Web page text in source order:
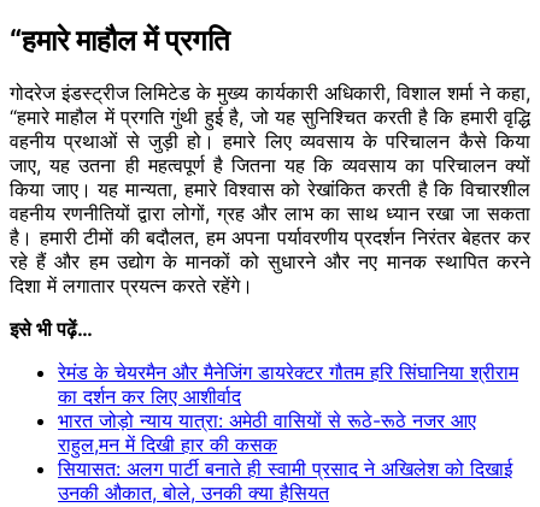
“हमारे माहौल में प्रगति
गोदरेज इंडस्ट्रीज लिमिटेड के मुख्य कार्यकारी अधिकारी, विशाल शर्मा ने कहा,
“हमारे माहौल में प्रगति गुंथी हुई है, जो यह सुनिश्चित करती है कि हमारी वृद्धि
वहनीय प्रथाओं से जुड़ी हो। हमारे लिए व्यवसाय के परिचालन कैसे किया
जाए, यह उतना ही महत्वपूर्ण है जितना यह कि व्यवसाय का परिचालन क्यों
किया जाए। यह मान्यता, हमारे विश्वास को रेखांकित करती है कि विचारशील
वहनीय रणनीतियों द्वारा लोगों, ग्रह और लाभ का साथ ध्यान रखा जा सकता
है। हमारी टीमों की बदौलत, हम अपना पर्यावरणीय प्रदर्शन निरंतर बेहतर कर
रहे हैं और हम उद्योग के मानकों को सुधारने और नए मानक स्थापित करने
दिशा में लगातार प्रयत्न करते रहेंगे।
इसे भी पढ़ें…
रेमंड के चेयरमैन और मैनेजिंग डायरेक्टर गौतम हरि सिंघानिया श्रीराम
का दर्शन कर​ लिए आशीर्वाद
भारत जोड़ो न्याय यात्रा: अमेठी वासियों से रूठे-रूठे नजर आए
राहुल,मन में दिखी हार की कसक
सियासत: अलग पार्टी बनाते ही स्वामी प्रसाद ने अखिलेश को दिखाई
उनकी औकात, बोले, उनकी क्या हैसियत